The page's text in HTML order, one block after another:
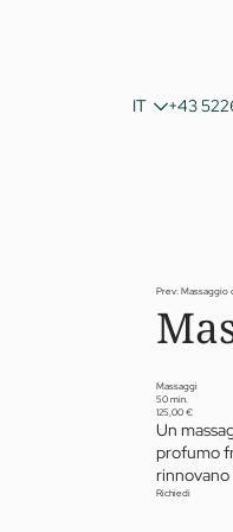
IT
DE
EN
+43
Prev: Massaggio
Massaggi
50 min.
125,00 €
Un
profumo
rinnovano
Richiedi